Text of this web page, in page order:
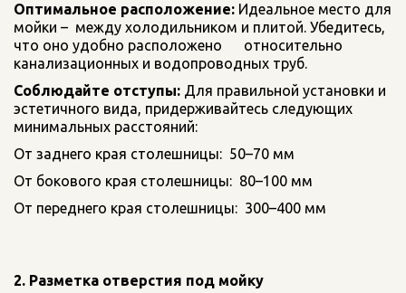
Оптимальное расположение: Идеальное место для
мойки –  между холодильником и плитой. Убедитесь,
что оно удобно расположено      относительно
канализационных и водопроводных труб.
Соблюдайте отступы: Для правильной установки и
эстетичного вида, придерживайтесь следующих
минимальных расстояний:
От заднего края столешницы:  50–70 мм
От бокового края столешницы:  80–100 мм
От переднего края столешницы:  300–400 мм
2. Разметка отверстия под мойку